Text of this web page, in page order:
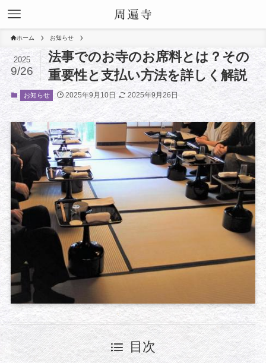
ホーム お知らせ
法事でのお寺のお席料とは？その
重要性と支払い方法を詳しく解説
2025
9/26
お知らせ 2025年9月10日 2025年9月26日
目次